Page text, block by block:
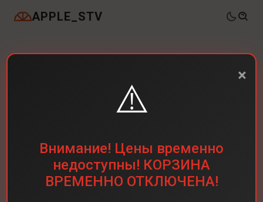
APPLE_STV
×
⚠️
Внимание! Цены временно
недоступны! КОРЗИНА
ВРЕМЕННО ОТКЛЮЧЕНА!